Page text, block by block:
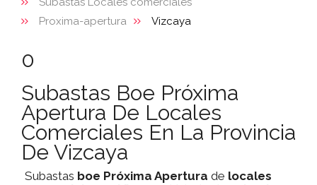
Proxima-apertura
Vizcaya
0
Subastas Boe Próxima
Apertura De Locales
Comerciales En La Provincia
De Vizcaya
Subastas boe Próxima Apertura de locales